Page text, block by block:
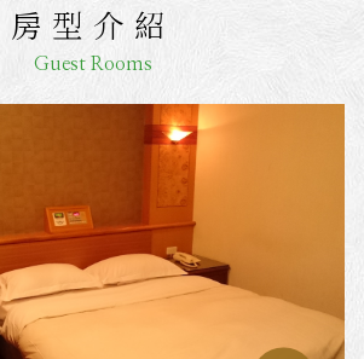
房型介紹
Guest Rooms